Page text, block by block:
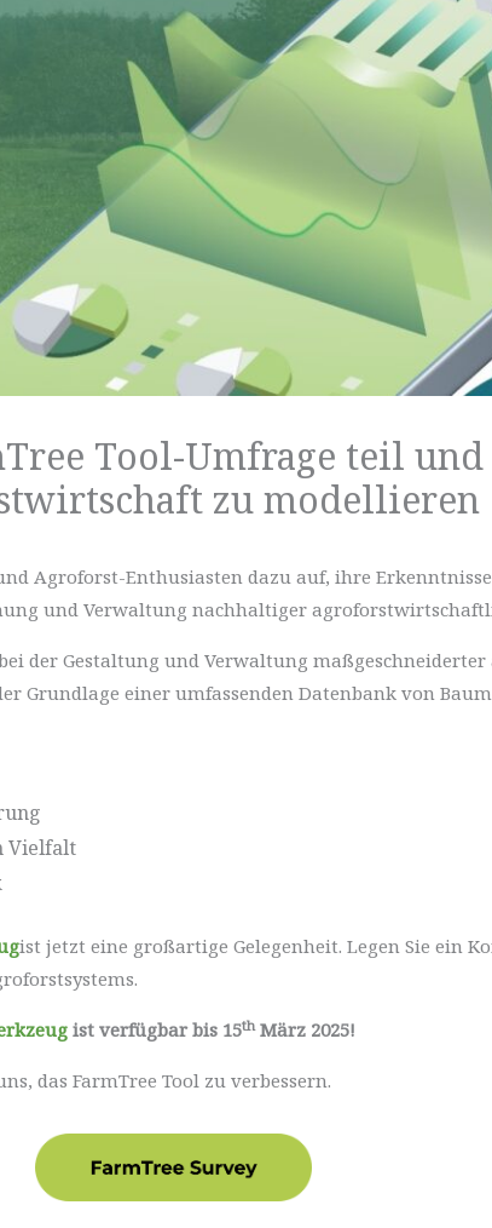
Tool-Umfrage teil
zu modellieren
Agroforst-Enthusiasten dazu auf, ihre
und Verwaltung nachhaltiger
der Gestaltung und Verwaltung
Grundlage einer umfassenden Datenbank von
Vielfalt
ist jetzt eine großartige Gelegenheit. Legen Sie ein
ist verfügbar bis 15thMärz 2025!
das FarmTree Tool zu verbessern.